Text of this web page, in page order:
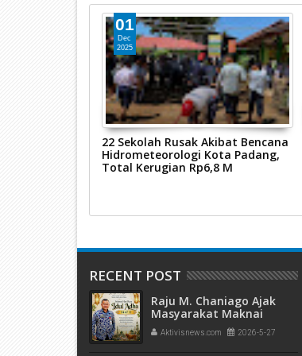
01
Dec
2025
22 Sekolah Rusak Akibat Bencana
Hidrometeorologi Kota Padang,
Total Kerugian Rp6,8 M
RECENT POST
Raju M. Chaniago Ajak
Masyarakat Maknai
Semangat Kurban pada
Idul Adha 1447 H
Aktivisnews.com 2026-5-27